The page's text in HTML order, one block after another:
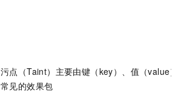
污点（Taint）主要由键（key）、值（value
常见的效果包